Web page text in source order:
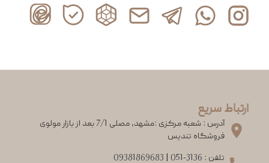
ارتباط سریع
آدرس : شعبه مرکزی :مشهد، مصلی 7/1 بعد از بازار مولوی
فروشگاه تندیس
تلفن : 051-3136
09381869683